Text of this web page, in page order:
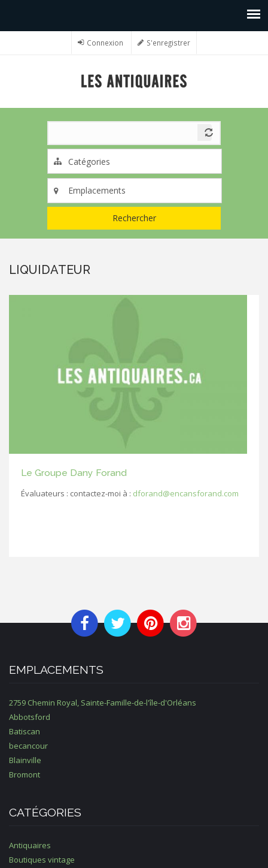
Connexion S'enregistrer
Rechercher
LIQUIDATEUR
Le Groupe Dany Forand
Évaluateurs : contactez-moi à : dforand@encansforand.com
EMPLACEMENTS
2759 Chemin Royal, Sainte-Famille-de-l'île-d'Orléans
Abbotsford
Batiscan
becancour
Blainville
Bromont
CATÉGORIES
Antiquaires
Boutiques vintage